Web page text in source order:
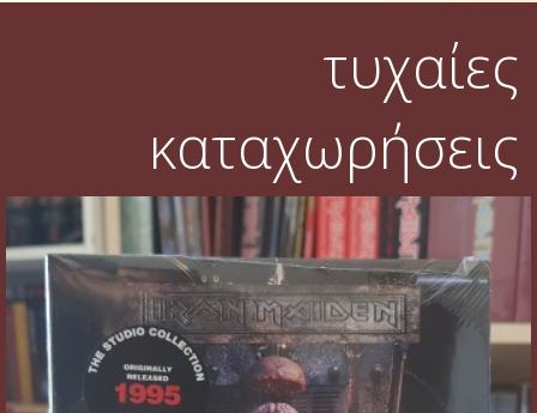
τυχαίες
καταχωρήσεις